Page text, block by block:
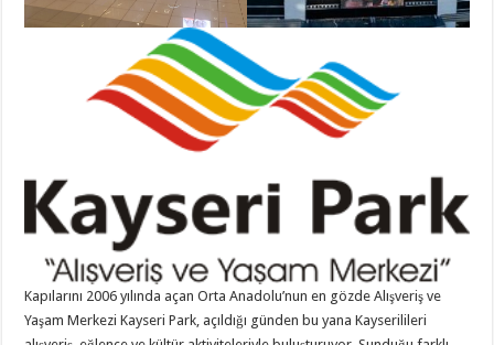
Kapılarını 2006 yılında açan Orta Anadolu’nun en gözde Alışveriş ve
Yaşam Merkezi Kayseri Park, açıldığı günden bu yana Kayserilileri